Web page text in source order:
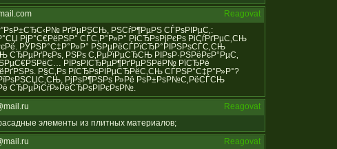
Reagovat
РґРµРЅСЊ, РЅСѓР¶РµРЅ СЃРѕРІРµС‚:
РјР°С€РёРЅР° СЃС‚Р°Р»Р° РіСЂРѕРјРєРѕ РіСѓРґРµС‚СЊ
РЎРЅР°С‡Р°Р»Р° РЅРµРёСЃРїСЂР°РІРЅРѕСЃС‚СЊ
СЂРµРґРєРѕ, РЅРѕ С‚РµРїРµСЂСЊ РІРѕР·РЅРёРєР°РµС‚
РїРѕРІСЂРµР¶РґРµРЅРёР№ РїСЂРё
Р§С‚Рѕ РїСЂРѕРІРµСЂРёС‚СЊ СЃРЅР°С‡Р°Р»Р°?
РјРѕР¶РЅРѕ Р»Рё РѕР±РѕР№С‚РёСЃСЊ
СЂРµРіСѓР»РёСЂРѕРІРєРѕР№.
Reagovat
элементы из плитных материалов;
Reagovat